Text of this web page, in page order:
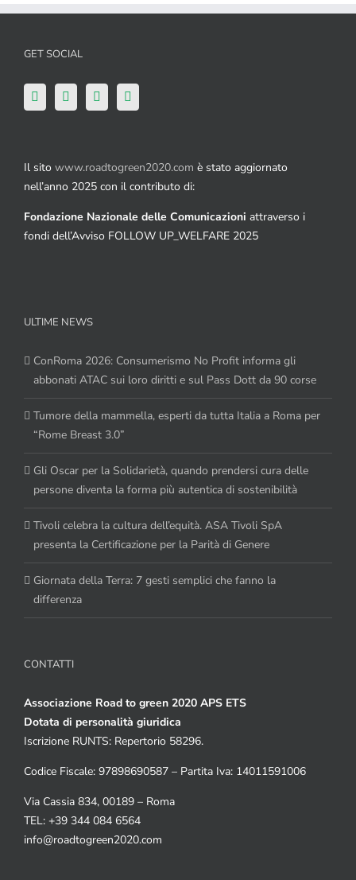
GET SOCIAL
Il sito www.roadtogreen2020.com è stato aggiornato
nell’anno 2025 con il contributo di:
Fondazione Nazionale delle Comunicazioni attraverso i
fondi dell’Avviso FOLLOW UP_WELFARE 2025
ULTIME NEWS
ConRoma 2026: Consumerismo No Profit informa gli
abbonati ATAC sui loro diritti e sul Pass Dott da 90 corse
Tumore della mammella, esperti da tutta Italia a Roma per
“Rome Breast 3.0”
Gli Oscar per la Solidarietà, quando prendersi cura delle
persone diventa la forma più autentica di sostenibilità
Tivoli celebra la cultura dell’equità. ASA Tivoli SpA
presenta la Certificazione per la Parità di Genere
Giornata della Terra: 7 gesti semplici che fanno la
differenza
CONTATTI
Associazione Road to green 2020 APS ETS
Dotata di personalità giuridica
Iscrizione RUNTS: Repertorio 58296.
Codice Fiscale: 97898690587 – Partita Iva: 14011591006
Via Cassia 834, 00189 – Roma
TEL: +39 344 084 6564
info@roadtogreen2020.com